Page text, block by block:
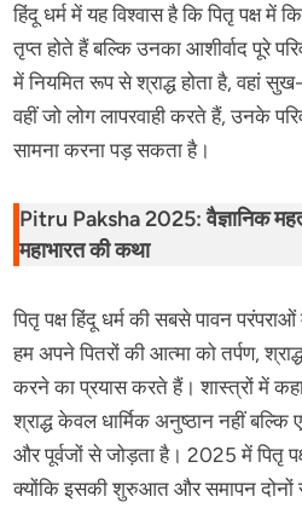
हिंदू धर्म में यह विश्वास है कि पितृ पक्ष में
तृप्त होते हैं बल्कि उनका आशीर्वाद पूरे
में नियमित रूप से श्राद्ध होता है, वहां
वहीं जो लोग लापरवाही करते हैं, उनके
सामना करना पड़ सकता है।
Pitru Paksha 2025: वैज्ञानिक
महाभारत की कथा
पितृ पक्ष हिंदू धर्म की सबसे पावन
हम अपने पितरों की आत्मा को तर्पण,
करने का प्रयास करते हैं। शास्त्रों में कहा
श्राद्ध केवल धार्मिक अनुष्ठान नहीं
और पूर्वजों से जोड़ता है। 2025 में पितृ
क्योंकि इसकी शुरुआत और समापन दोनों